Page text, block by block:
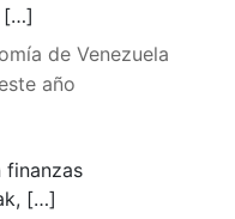
[…]
de Venezuela
año
finanzas
[…]